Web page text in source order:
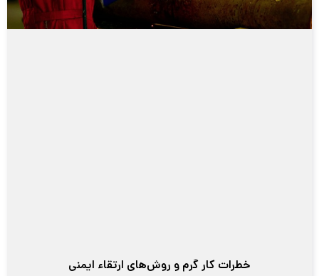
خطرات کار گرم و روش‌‌های ارتقاء ایمنی